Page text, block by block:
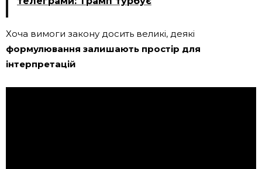
Хоча вимоги закону досить великі, деякі
формулювання залишають простір для
інтерпретацій